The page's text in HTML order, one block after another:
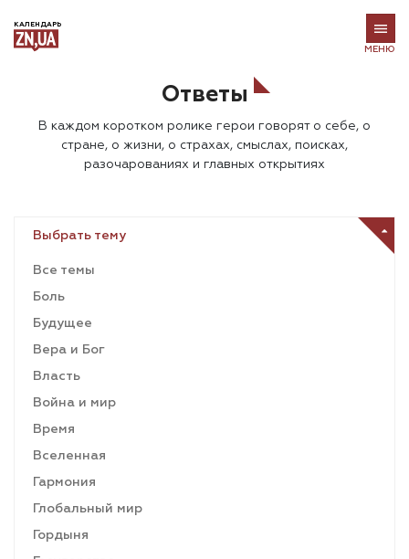
КАЛЕНДАРЬ
МЕНЮ
Ответы
В каждом коротком ролике герои говорят о себе, о
стране, о жизни, о страхах, смыслах, поисках,
разочарованиях и главных открытиях
Выбрать тему
Все темы
Боль
Будущее
Вера и Бог
Власть
Война и мир
Время
Вселенная
Гармония
Глобальный мир
Гордыня